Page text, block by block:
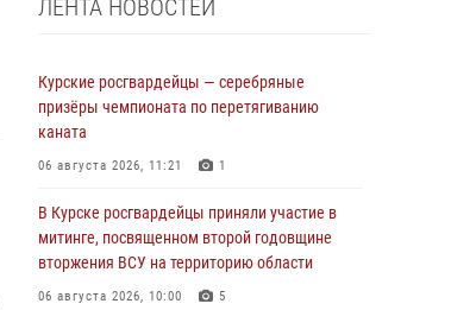
ЛЕНТА НОВОСТЕЙ
Курские росгвардейцы — серебряные
призёры чемпионата по перетягиванию
каната
06 августа 2026, 11:21 1
В Курске росгвардейцы приняли участие в
митинге, посвященном второй годовщине
вторжения ВСУ на территорию области
06 августа 2026, 10:00 5